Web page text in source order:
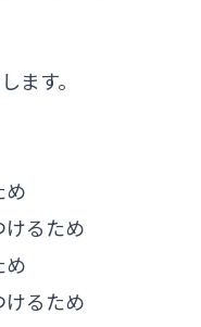
ます。
め
けるため
め
けるため